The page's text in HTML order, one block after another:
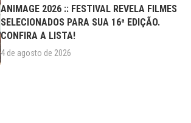
ANIMAGE 2026 :: FESTIVAL REVELA FILMES
SELECIONADOS PARA SUA 16ª EDIÇÃO.
CONFIRA A LISTA!
4 de agosto de 2026